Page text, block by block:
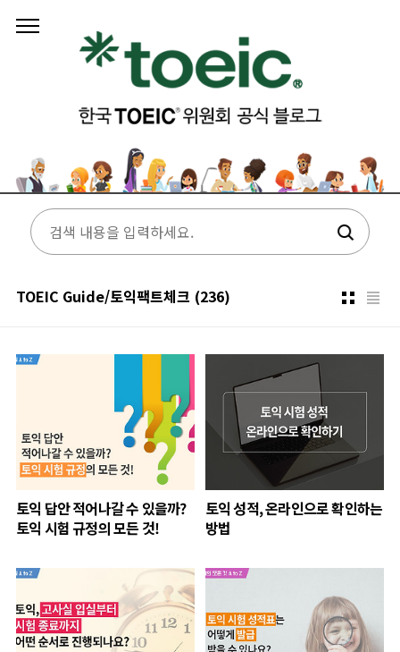
TOEIC Guide/토익팩트체크 (236)
토익 답안 적어나갈 수 있을까?
토익 시험 규정의 모든 것!
토익 성적, 온라인으로 확인하는
방법